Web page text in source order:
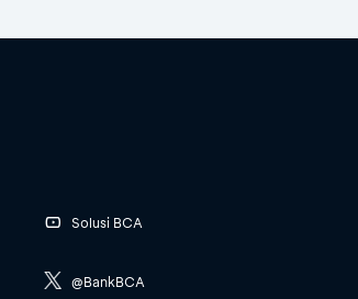
Solusi BCA
@BankBCA